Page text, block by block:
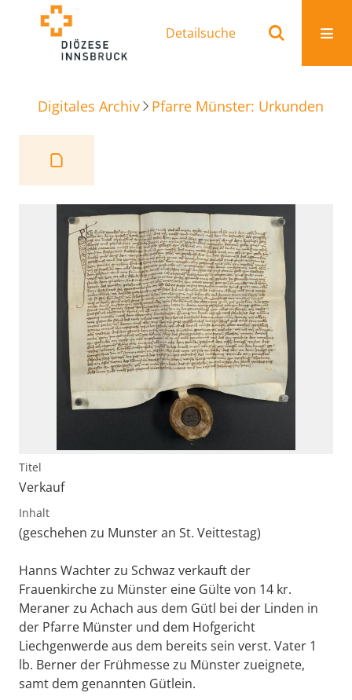
Detailsuche
Digitales Archiv Pfarre Münster: Urkunden
Titel
Verkauf
Inhalt
(geschehen zu Munster an St. Veittestag)
Hanns Wachter zu Schwaz verkauft der
Frauenkirche zu Münster eine Gülte von 14 kr.
Meraner zu Achach aus dem Gütl bei der Linden in
der Pfarre Münster und dem Hofgericht
Liechgenwerde aus dem bereits sein verst. Vater 1
lb. Berner der Frühmesse zu Münster zueignete,
samt dem genannten Gütlein.